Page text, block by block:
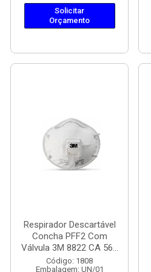
Solicitar
Orçamento
Respirador Descartável
Concha PFF2 Com
Válvula 3M 8822 CA 56...
Código: 1808
Embalagem: UN/01